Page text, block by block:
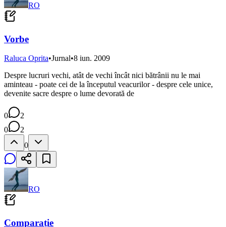
RO
Vorbe
Raluca Oprita•Jurnal•8 iun. 2009
Despre lucruri vechi, atât de vechi încât nici bătrânii nu le mai
aminteau - poate cei de la începutul veacurilor - despre cele unice,
devenite sacre despre o lume devorată de
0
2
0
2
0
RO
Comparație